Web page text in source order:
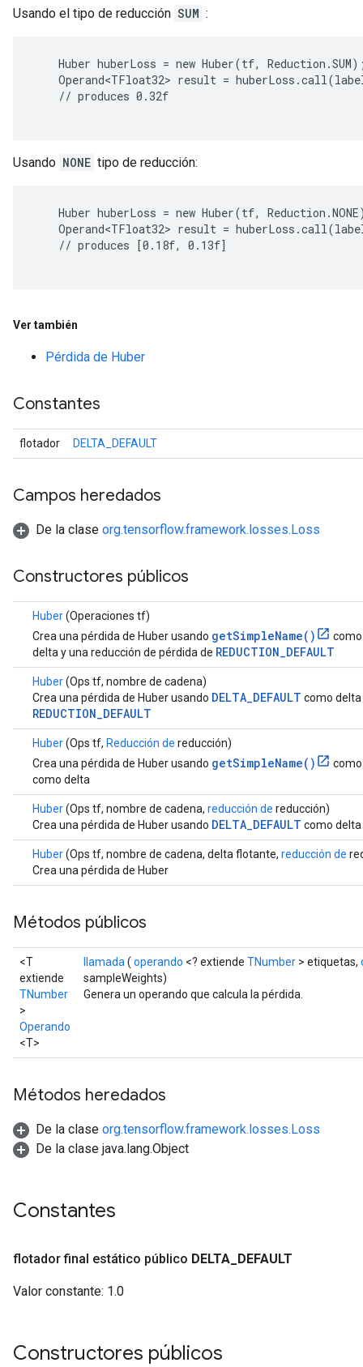
Usando el tipo de reducción SUM :
Huber huberLoss = new Huber(tf,
Operand<TFloat32> result =
    // produces 0.32f
Usando NONE tipo de reducción:
Huber huberLoss = new Huber(tf,
Operand<TFloat32> result =
    // produces [0.18f, 0.13f]
Ver también
Pérdida de Huber
Constantes
flotador DELTA_DEFAULT
Campos heredados
De la clase org.tensorflow.framework.losses.Loss
Constructores públicos
Huber(Operaciones tf)
Crea una pérdida de Huber usando getSimpleName()
delta y una reducción de pérdida de REDUCTION_DEFAULT
Huber(Ops tf, nombre de cadena)
Crea una pérdida de Huber usando DELTA_DEFAULT como delta
REDUCTION_DEFAULT
Huber(Ops tf, Reducción de reducción)
Crea una pérdida de Huber usando getSimpleName()
como delta
Huber(Ops tf, nombre de cadena, reducción de reducción)
Crea una pérdida de Huber usando DELTA_DEFAULT como delta
Huber(Ops tf, nombre de cadena, delta flotante, reducción de
Crea una pérdida de Huber
Métodos públicos
<T
extiende
TNumber
>
Operando
<T>
llamada ( operando <? extiende TNumber > etiquetas,
sampleWeights)
Genera un operando que calcula la pérdida.
Métodos heredados
De la clase org.tensorflow.framework.losses.Loss
De la clase java.lang.Object
Constantes
flotador final estático público DELTA DEFAULT
Valor constante: 1.0
Constructores públicos